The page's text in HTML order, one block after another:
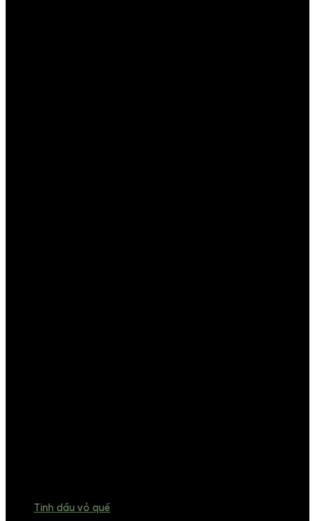
Tinh dầu vỏ quế